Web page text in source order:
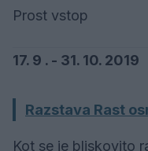
Prost vstop
17. 9 . - 31. 10. 2019
Razstava Rast
Kot se je bliskovito